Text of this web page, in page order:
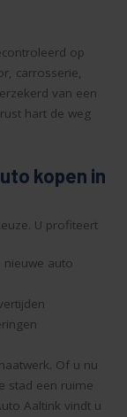
op
carrosserie,
van een
hart de weg
kopen in
U profiteert
nieuwe auto
Of u nu
stad een ruime
Aaltink vindt u